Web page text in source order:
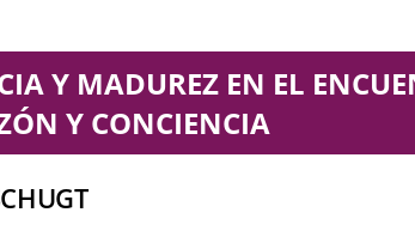
Y MADUREZ EN EL
Y CONCIENCIA